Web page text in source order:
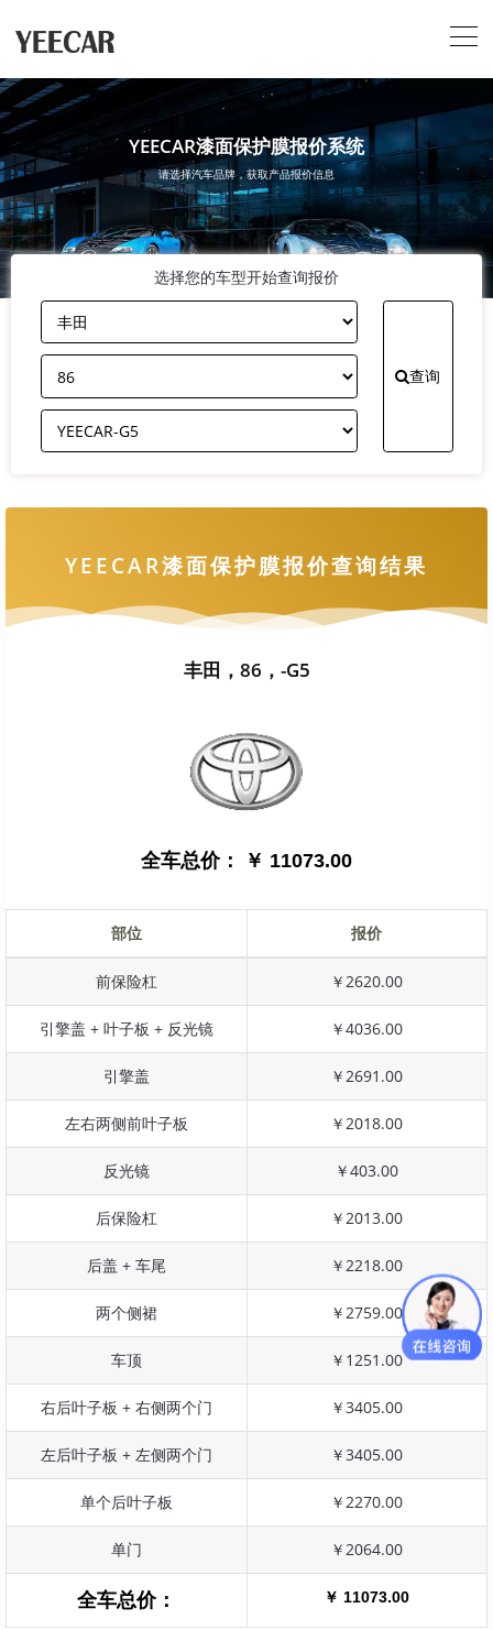
YEECAR漆面保护膜报价系统
请选择汽车品牌，获取产品报价信息
选择您的车型开始查询报价
查询
YEECAR漆面保护膜报价查询结果
丰田，86，-G5
全车总价： ￥ 11073.00
部位 报价
前保险杠 ￥2620.00
引擎盖 + 叶子板 + 反光镜 ￥4036.00
引擎盖 ￥2691.00
左右两侧前叶子板 ￥2018.00
反光镜 ￥403.00
后保险杠 ￥2013.00
后盖 + 车尾 ￥2218.00
两个侧裙 ￥2759.00
车顶 ￥1251.00
右后叶子板 + 右侧两个门 ￥3405.00
左后叶子板 + 左侧两个门 ￥3405.00
单个后叶子板 ￥2270.00
单门 ￥2064.00
全车总价： ￥ 11073.00